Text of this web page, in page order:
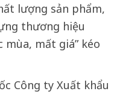
lượng sản phẩm,
thương hiệu
mất giá” kéo
Công ty Xuất khẩu